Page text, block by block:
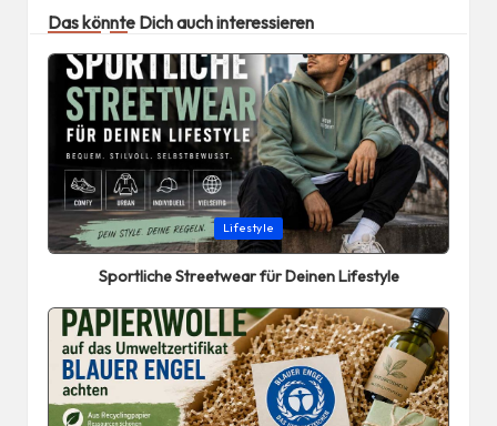
Das könnte Dich auch interessieren
Posted
in
Lifestyle
Sportliche Streetwear für Deinen Lifestyle